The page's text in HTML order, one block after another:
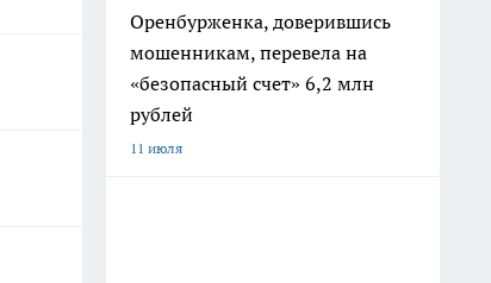
Оренбурженка, доверившись
мошенникам, перевела на
«безопасный счет» 6,2 млн
рублей
11 июля